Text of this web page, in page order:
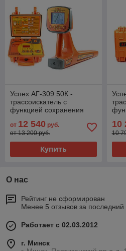
Успех АГ-309.50К -
трассоискатель с
функцией сохранения
от 12 540 руб.
от 13 200 руб.
Купить
10
10
О нас
Рейтинг не сформирован
Менее 5 отзывов за последний
Работает с 02.03.2012
г. Минск